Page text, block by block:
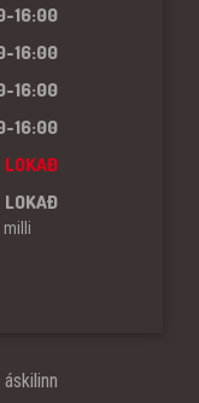
16:00
16:00
16:00
16:00
LOKAÐ
LOKAÐ
milli